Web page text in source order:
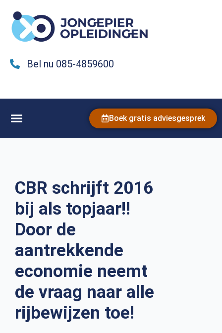
Bel nu 085-4859600
Boek gratis adviesgesprek
CBR schrijft 2016
bij als topjaar!!
Door de
aantrekkende
economie neemt
de vraag naar alle
rijbewijzen toe!